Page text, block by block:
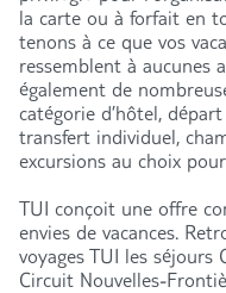
la carte ou à forfait en
tenons à ce que vos
ressemblent à aucunes
également de
catégorie d’hôtel,
transfert individuel,
excursions au choix
TUI conçoit une offre
envies de vacances.
voyages TUI les séjours
Circuit Nouvelles-